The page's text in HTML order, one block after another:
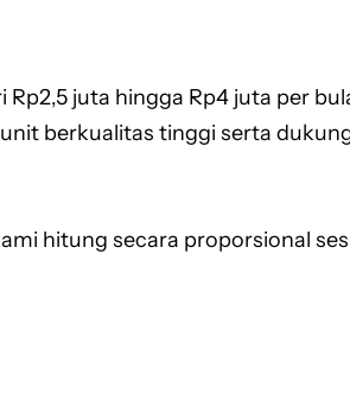
juta hingga Rp4 juta per
berkualitas tinggi serta
hitung secara proporsional